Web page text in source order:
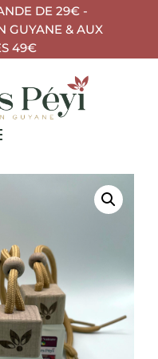
DE 29€ -
GUYANE & AUX
49€